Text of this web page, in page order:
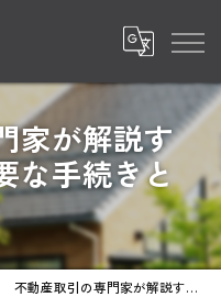
家が解説す
な手続きと
不動産取引の専門家が解説する！売却時に必要な手続きとは？